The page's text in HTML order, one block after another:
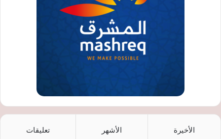
الأخيرة الأشهر تعليقات